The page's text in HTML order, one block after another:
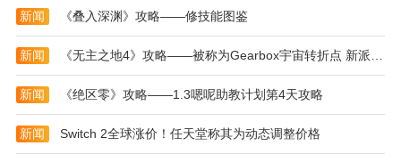
音乐弹弹球安卓版本游戏测评
音乐弹弹球安卓版本游戏以其富有节奏感的玩法和
动感十足的音乐吸引了大量的玩家。游戏的操作简单，
却非常考验玩家的反应速度和节奏感，每一关的挑战都
充满了乐趣。精美的音符收集系统和多样化的关卡设
计，让玩家在每个新的挑战中都能找到新鲜感。总体来
说，这是一款非常适合放松和挑战自己的游戏，不论是
新闻 《叠入深渊》攻略——修技能图鉴
新闻 《无主之地4》攻略——被称为Gearbox宇宙转折点 新派系和首领介绍
新闻 《绝区零》攻略——1.3嗯呢助教计划第4天攻略
新闻 Switch 2全球涨价！任天堂称其为动态调整价格